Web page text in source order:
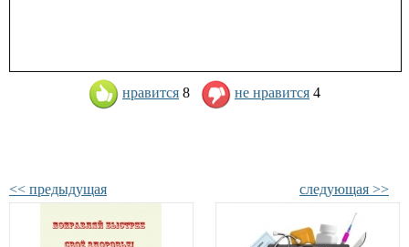
нравится 8 не нравится 4
<< предыдущая следующая >>